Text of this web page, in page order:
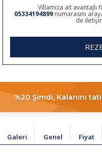
Villamıza ait avantajlı
05334194899 numarasını
de
%20 Şimdi, Kalanını
Galeri Genel Fiyat